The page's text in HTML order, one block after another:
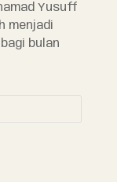
Yusuff
menjadi
bulan